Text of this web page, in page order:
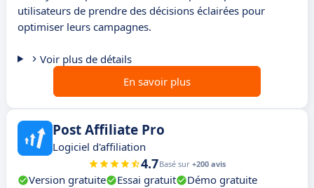
utilisateurs de prendre des décisions éclairées pour
optimiser leurs campagnes.
Voir plus de détails
En savoir plus
Post Affiliate Pro
Logiciel d'affiliation
4.7Basé sur +200 avis
Version gratuite Essai gratuit
Démo gratuite